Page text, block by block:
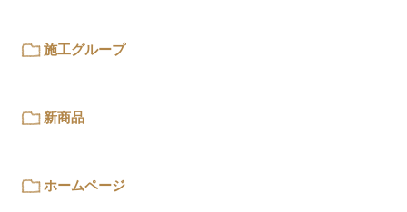
施工グループ
新商品
ホームページ